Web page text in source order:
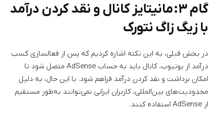
گام ۳: مانیتایز کانال و نقد کردن درآمد
با زیگ زاگ نتورک
در بخش قبلی، به این نکته اشاره کردیم که پس از فعالسازی کسب
درآمد از یوتیوب، کانال باید به حساب AdSense متصل شود تا
امکان برداشت و نقد کردن درآمد فراهم شود. با این حال، به دلیل
محدودیت‌های بین‌المللی، کاربران ایرانی نمی‌توانند به‌طور مستقیم
از AdSense استفاده کنند.